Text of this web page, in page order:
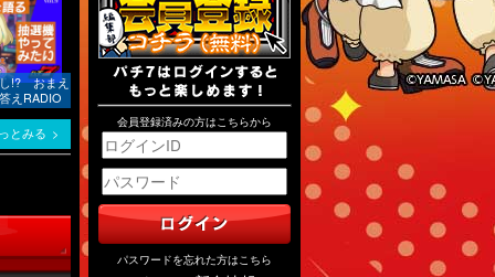
!? おまえ
えRADIO
とみる
会員登録済みの方はこちらから
パスワードを忘れた方はこちら